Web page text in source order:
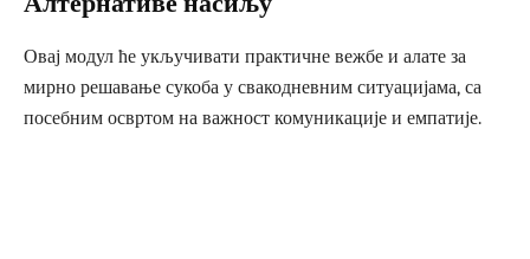
Овај модул ће укључивати практичне вежбе и алате за
мирно решавање сукоба у свакодневним ситуацијама, са
посебним освртом на важност комуникације и емпатије.